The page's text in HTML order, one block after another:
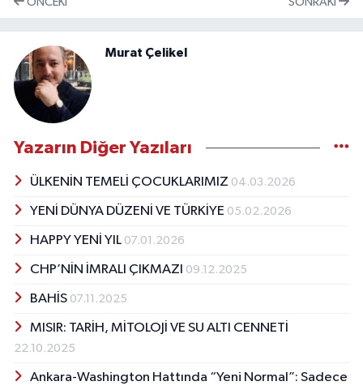
Murat Çelikel
Yazarın Diğer Yazıları
ÜLKENİN TEMELİ ÇOCUKLARIMIZ 04.03.2026
YENİ DÜNYA DÜZENİ VE TÜRKİYE 05.02.2026
HAPPY YENİ YIL 07.01.2026
CHP’NİN İMRALI ÇIKMAZI 09.12.2025
BAHİS 07.11.2025
MISIR: TARİH, MİTOLOJİ VE SU ALTI CENNETİ
22.10.2025
Ankara-Washington Hattında “Yeni Normal”: Sadece